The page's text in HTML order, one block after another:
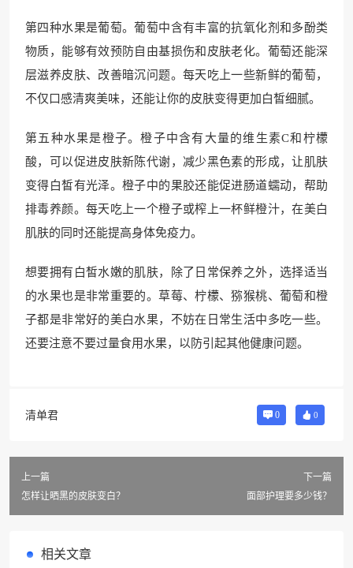
第四种水果是葡萄。葡萄中含有丰富的抗氧化剂和多酚类
物质，能够有效预防自由基损伤和皮肤老化。葡萄还能深
层滋养皮肤、改善暗沉问题。每天吃上一些新鲜的葡萄，
不仅口感清爽美味，还能让你的皮肤变得更加白皙细腻。
第五种水果是橙子。橙子中含有大量的维生素C和柠檬
酸，可以促进皮肤新陈代谢，减少黑色素的形成，让肌肤
变得白皙有光泽。橙子中的果胶还能促进肠道蠕动，帮助
排毒养颜。每天吃上一个橙子或榨上一杯鲜橙汁，在美白
肌肤的同时还能提高身体免疫力。
想要拥有白皙水嫩的肌肤，除了日常保养之外，选择适当
的水果也是非常重要的。草莓、柠檬、猕猴桃、葡萄和橙
子都是非常好的美白水果，不妨在日常生活中多吃一些。
还要注意不要过量食用水果，以防引起其他健康问题。
清单君 0 0
上一篇
怎样让晒黑的皮肤变白？
下一篇
面部护理要多少钱？
相关文章